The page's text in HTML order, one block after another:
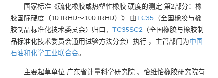
国家标准《硫化橡胶或热塑性橡胶 硬度的测定 第2部分：橡
胶国际硬度（10 IRHD～100 IRHD）》 由TC35 （全国橡胶与橡
胶制品标准化技术委员会）归口， TC35SC2 （全国橡胶与橡胶制
品标准化技术委员会通用试验方法分会）执行 ，主管部门为中国
石油和化学工业联合会。
主要起草单位 广东省计量科学研究院 、 怡维怡橡胶研究院有